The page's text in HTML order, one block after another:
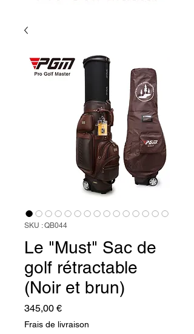
SKU : QB044
Le "Must" Sac de
golf rétractable
(Noir et brun)
345,00 €Prix
Frais de livraison